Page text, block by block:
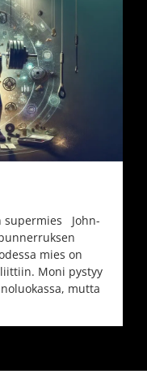
supermies John-
mies on
Moni pystyy
mutta